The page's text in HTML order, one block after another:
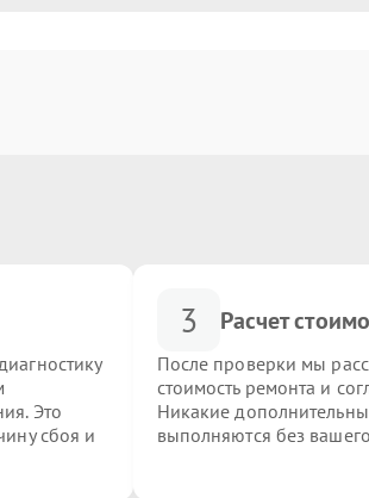
Это
сбоя и
3 Расчет
После проверки мы
стоимость ремонта и
Никакие
выполняются без